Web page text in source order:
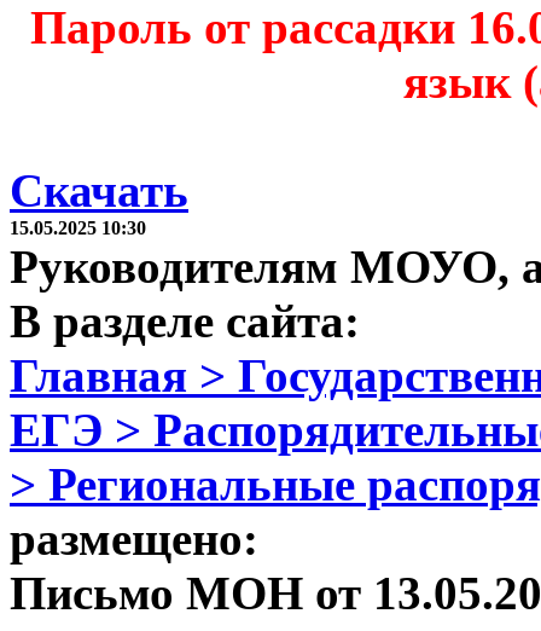
Пароль от рассадки
язык
Скачать
15.05.2025 10:30
Руководителям МОУО,
В разделе сайта:
Главная >
ЕГЭ >
> Региональные
размещено:
Письмо МОН от